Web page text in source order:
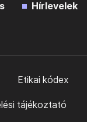
Hírlevelek
Etikai kódex
tájékoztató